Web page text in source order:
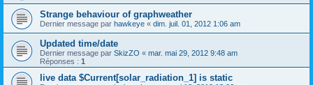
Strange behaviour of graphweather
Dernier message par hawkeye « dim. juil. 01, 2012 1:06 am
Updated time/date
Dernier message par SkizZO « mar. mai 29, 2012 9:48 am
Réponses : 1
live data $Current[solar_radiation_1] is static